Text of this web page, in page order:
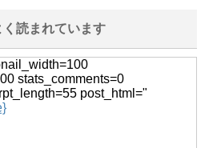
ベスト着こなし術・おしゃれ上
なれるベストのコーデ
読まれています
stats_comments=0
post_html="